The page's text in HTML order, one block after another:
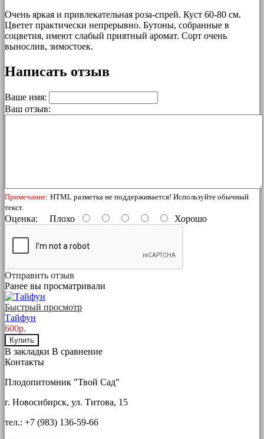
Очень яркая и привлекательная роза-спрей. Куст 60-80 см.
Цветет практически непрерывно. Бутоны, собранные в
соцветия, имеют слабый приятный аромат. Сорт очень
вынослив, зимостоек.
Написать отзыв
Ваше имя:
Ваш отзыв:
Примечание: HTML разметка не поддерживается! Используйте обычный
текст.
Оценка: Плохо Хорошо
Отправить отзыв
Ранее вы просматривали
Быстрый просмотр
Тайфун
600р.
Купить
В закладки В сравнение
Контакты
Плодопитомник "Твой Сад"
г. Новосибирск, ул. Титова, 15
тел.: +7 (983) 136-59-66